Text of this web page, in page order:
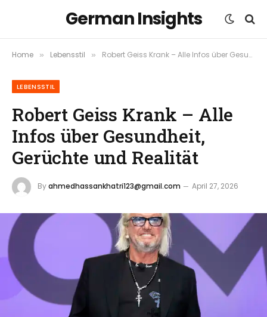
German Insights
Home » Lebensstil » Robert Geiss Krank – Alle Infos über Gesundheit, Gerüchte und Realität
LEBENSSTIL
Robert Geiss Krank – Alle
Infos über Gesundheit,
Gerüchte und Realität
Byahmedhassankhatri123@gmail.com April 27, 2026